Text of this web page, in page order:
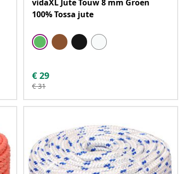
vidaXL Jute Touw 8 mm Groen
100% Tossa jute
€ 29
€ 31